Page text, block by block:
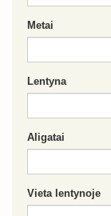
Metai
Lentyna
Aligatai
Vieta lentynoje